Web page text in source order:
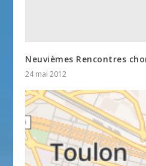
Neuvièmes Rencontres
24 mai 2012